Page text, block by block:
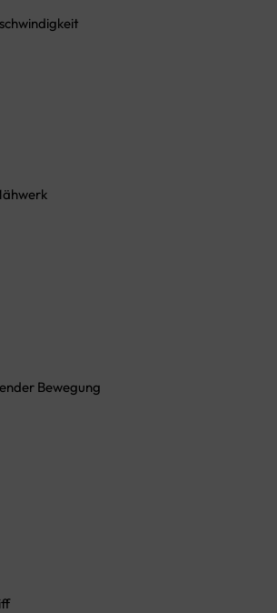
Bewegung